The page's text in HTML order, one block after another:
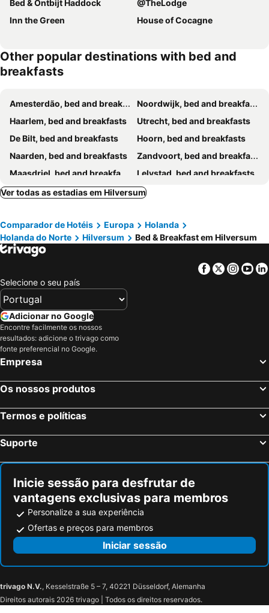
Bed & Ontbijt Haddock
@TheLodge
Inn the Green
House of Cocagne
Other popular destinations with bed and
breakfasts
Amesterdão, bed and breakfasts
Noordwijk, bed and breakfasts
Haarlem, bed and breakfasts
Utrecht, bed and breakfasts
De Bilt, bed and breakfasts
Hoorn, bed and breakfasts
Naarden, bed and breakfasts
Zandvoort, bed and breakfasts
Maasdriel, bed and breakfasts
Lelystad, bed and breakfasts
Bleiswijk, bed and breakfasts
Almere, bed and breakfasts
Utrechtse Heuvelrug, bed and breakfasts
Nunspeet, bed and breakfasts
Doorn, bed and breakfasts
Wijk aan Zee, bed and breakfasts
Meerkerk, bed and breakfasts
Maarssen, bed and breakfasts
Beverwijk, bed and breakfasts
Lisse, bed and breakfasts
Hoofddorp, bed and breakfasts
Geldermalsen, bed and breakfasts
Noordwijkerhout, bed and breakfasts
Amersfoort, bed and breakfasts
Wageningen, bed and breakfasts
Purmerend, bed and breakfasts
Otterlo, bed and breakfasts
Bunschoten, bed and breakfasts
Marken, bed and breakfasts
Drechterland, bed and breakfasts
Ver todas as estadias em Hilversum
Comparador de Hotéis Europa
Holanda
Holanda do Norte
Hilversum Bed & Breakfast em Hilversum
Facebook
Twitter
Selecione o seu país
Adicionar no Google
Encontre facilmente os nossos
resultados: adicione o trivago como
fonte preferencial no Google.
Empresa
Os nossos produtos
Termos e políticas
Suporte
Inicie sessão para desfrutar de
vantagens exclusivas para membros
Personalize a sua experiência
Ofertas e preços para membros
Iniciar sessão
trivago N.V., Kesselstraße 5 – 7, 40221 Düsseldorf, Alemanha
Direitos autorais 2026 trivago | Todos os direitos reservados.